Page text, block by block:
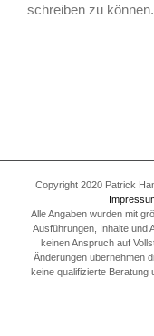
schreiben zu können.
Copyright 2020 Patrick
Alle Angaben wurden mit
Ausführungen, Inhalte und
keinen Anspruch auf
Änderungen übernehmen
keine qualifizierte Beratung